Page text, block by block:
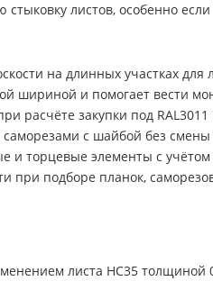
листов, особенно
на длинных участках
шириной и помогает вести
расчёте закупки под
с шайбой без
и торцевые элементы с
при подборе планок,
листа НС35 толщиной